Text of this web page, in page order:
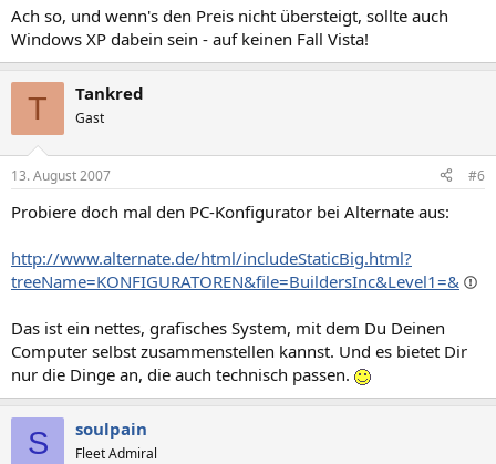
Ach so, und wenn's den Preis nicht übersteigt, sollte auch
Windows XP dabein sein - auf keinen Fall Vista!
T Tankred
Gast
13. August 2007 #6
Probiere doch mal den PC-Konfigurator bei Alternate aus:
http://www.alternate.de/html/includeStaticBig.html?
treeName=KONFIGURATOREN&file=BuildersInc&Level1=&
Das ist ein nettes, grafisches System, mit dem Du Deinen
Computer selbst zusammenstellen kannst. Und es bietet Dir
nur die Dinge an, die auch technisch passen.
S soulpain
Fleet Admiral